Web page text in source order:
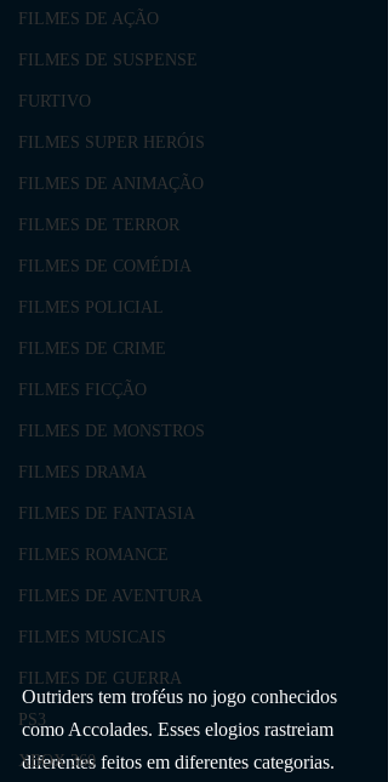
FILMES DE AÇÃO
FILMES DE SUSPENSE
FURTIVO
FILMES SUPER HERÓIS
FILMES DE ANIMAÇÃO
FILMES DE TERROR
FILMES DE COMÉDIA
FILMES POLICIAL
FILMES DE CRIME
FILMES FICÇÃO
FILMES DE MONSTROS
FILMES DRAMA
FILMES DE FANTASIA
FILMES ROMANCE
FILMES DE AVENTURA
FILMES MUSICAIS
FILMES DE GUERRA
PS3
XBOX 360
Outriders tem troféus no jogo conhecidos
como Accolades. Esses elogios rastreiam
diferentes feitos em diferentes categorias.